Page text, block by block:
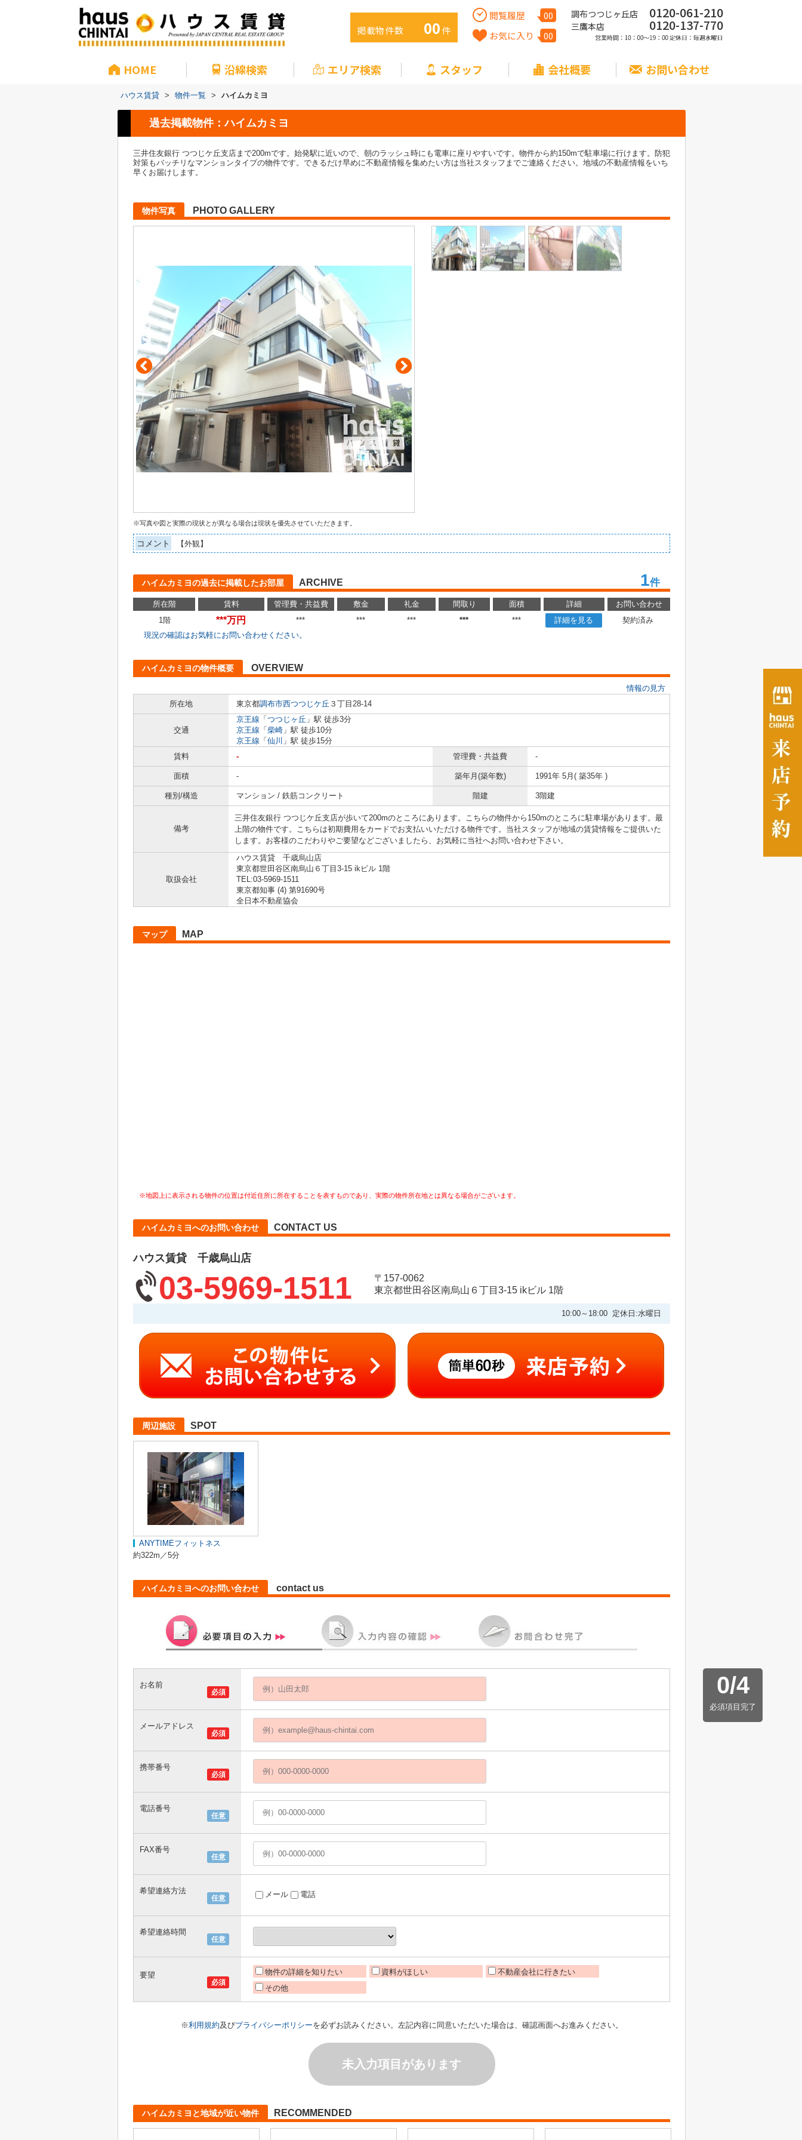
掲載物件数 00件
閲覧履歴
00
お気に入り
00
調布つつじヶ丘店 0120-061-210
三鷹本店 0120-137-770
HOME 沿線検索 エリア検索 スタッフ 会社概要 お問い合わせ
ハウス賃貸 > 物件一覧 > ハイムカミヨ
過去掲載物件：ハイムカミヨ
三井住友銀行 つつじケ丘支店まで200mです。始発駅に近いので、朝のラッシュ時にも電車に座りやすいです。物件から約150mで駐車場に行けます。防犯
対策もバッチリなマンションタイプの物件です。できるだけ早めに不動産情報を集めたい方は当社スタッフまでご連絡ください。地域の不動産情報をいち
早くお届けします。
物件写真 PHOTO GALLERY
※写真や図と実際の現状とが異なる場合は現状を優先させていただきます。
コメント 【外観】
ハイムカミヨの過去に掲載したお部屋 ARCHIVE 1件
所在階 賃料 管理費・共益費 敷金 礼金 間取り 面積 詳細
お問い合わせ
1階
***万円 *** *** *** *** *** 詳細を見る
契約済み
現況の確認はお気軽にお問い合わせください。
ハイムカミヨの物件概要 OVERVIEW
情報の見方
所在地
東京都調布市西つつじケ丘 ３丁目28-14
交通
京王線 「 つつじヶ丘 」駅 徒歩3分
京王線 「 柴崎 」駅 徒歩10分
京王線 「 仙川 」駅 徒歩15分
賃料
- 管理費・共益費 -
面積 - 築年月(築年数) 1991年 5月( 築35年 )
種別/構造 マンション / 鉄筋コンクリート 階建 3階建
備考
三井住友銀行 つつじケ丘支店が歩いて200mのところにあります。こちらの物件から150mのところに駐車場があります。最
上階の物件です。こちらは初期費用をカードでお支払いいただける物件です。当社スタッフが地域の賃貸情報をご提供いた
します。お客様のこだわりやご要望などございましたら、お気軽に当社へお問い合わせ下さい。
取扱会社
ハウス賃貸 千歳烏山店
東京都世田谷区南烏山６丁目3-15 ikビル 1階
TEL:03-5969-1511
東京都知事 (4) 第91690号
全日本不動産協会
マップ MAP
※地図上に表示される物件の位置は付近住所に所在することを表すものであり、実際の物件所在地とは異なる場合がございます。
ハイムカミヨへのお問い合わせ CONTACT US
ハウス賃貸 千歳烏山店
03-5969-1511
〒157-0062
東京都世田谷区南烏山６丁目3-15 ikビル 1階
10:00～18:00 定休日:水曜日
周辺施設 SPOT
ANYTIMEフィットネス
約322m／5分
ハイムカミヨへのお問い合わせ contact us
0/4
必須項目完了
必須
お名前
必須
メールアドレス
必須
携帯番号
任意
電話番号
任意
FAX番号
任意
希望連絡方法 メール 電話
任意
希望連絡時間
必須
要望 物件の詳細を知りたい 資料がほしい
不動産会社に行きたい
その他
※利用規約及びプライバシーポリシーを必ずお読みください。左記内容に同意いただいた場合は、確認画面へお進みください。
未入力項目があります
ハイムカミヨと地域が近い物件 RECOMMENDED